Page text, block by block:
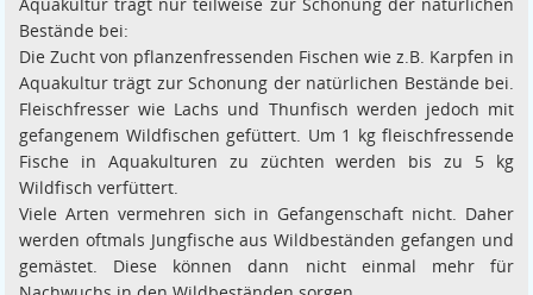
Bestände bei:
Die Zucht von pflanzenfressenden Fischen wie z.B. Karpfen in
Aquakultur trägt zur Schonung der natürlichen Bestände bei.
Fleischfresser wie Lachs und Thunfisch werden jedoch mit
gefangenem Wildfischen gefüttert. Um 1 kg fleischfressende
Fische in Aquakulturen zu züchten werden bis zu 5 kg
Wildfisch verfüttert.
Viele Arten vermehren sich in Gefangenschaft nicht. Daher
werden oftmals Jungfische aus Wildbeständen gefangen und
gemästet. Diese können dann nicht einmal mehr für